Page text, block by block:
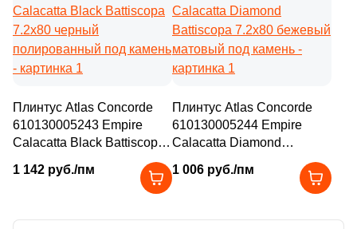
Плинтус Atlas Concorde
610130005243 Empire
Calacatta Black Battiscopa
полированный под камень
1 142 руб./пм
Плинтус Atlas Concorde
610130005244 Empire
Calacatta Diamond
Battiscopa 7.2x80 бежевый
матовый под камень
1 006 руб./пм